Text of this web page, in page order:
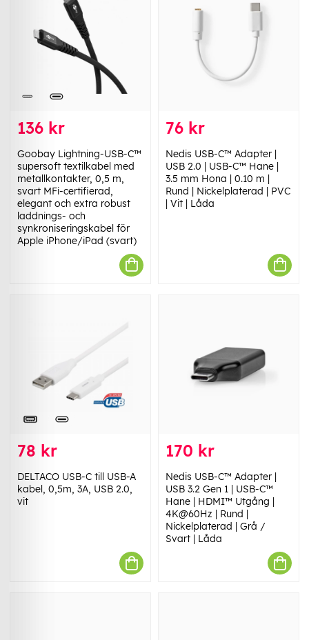
136 kr
Goobay Lightning-USB-C™
supersoft textilkabel med
metallkontakter, 0,5 m,
svart MFi-certifierad,
elegant och extra robust
laddnings- och
synkroniseringskabel för
Apple iPhone/iPad (svart)
76 kr
Nedis USB-C™ Adapter |
USB 2.0 | USB-C™ Hane |
3.5 mm Hona | 0.10 m |
Rund | Nickelplaterad | PVC
| Vit | Låda
78 kr
DELTACO USB-C till USB-A
kabel, 0,5m, 3A, USB 2.0,
vit
170 kr
Nedis USB-C™ Adapter |
USB 3.2 Gen 1 | USB-C™
Hane | HDMI™ Utgång |
4K@60Hz | Rund |
Nickelplaterad | Grå /
Svart | Låda